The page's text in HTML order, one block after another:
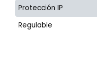
Protección IP
Regulable